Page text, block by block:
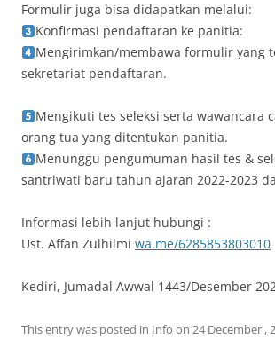
Formulir juga bisa didapatkan melalui:
Konfirmasi pendaftaran ke panitia:
Mengirimkan/membawa formulir yang
sekretariat pendaftaran.
Mengikuti tes seleksi serta wawancara
orang tua yang ditentukan panitia.
Menunggu pengumuman hasil tes &
santriwati baru tahun ajaran 2022-2023
Informasi lebih lanjut hubungi :
Ust. Affan Zulhilmi wa.me/6285853803010
Kediri, Jumadal Awwal 1443/Desember
This entry was posted in Info on 24 December ,